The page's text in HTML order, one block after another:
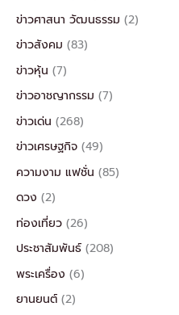
ข่าวศาสนา วัฒนธรรม (2)
ข่าวสังคม (83)
ข่าวหุ้น (7)
ข่าวอาชญากรรม (7)
ข่าวเด่น (268)
ข่าวเศรษฐกิจ (49)
ความงาม แฟชั่น (85)
ดวง (2)
ท่องเที่ยว (26)
ประชาสัมพันธ์ (208)
พระเครื่อง (6)
ยานยนต์ (2)